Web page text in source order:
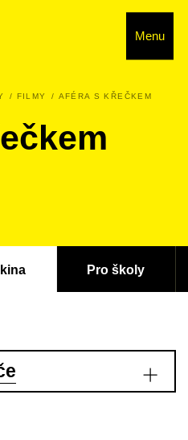
Menu
FILMY AFÉRA S KŘEČKEM
Pro školy